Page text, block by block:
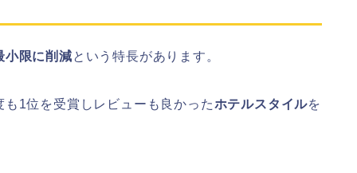
小限に削減という特長があります。
1位を受賞しレビューも良かったホテルスタイルを